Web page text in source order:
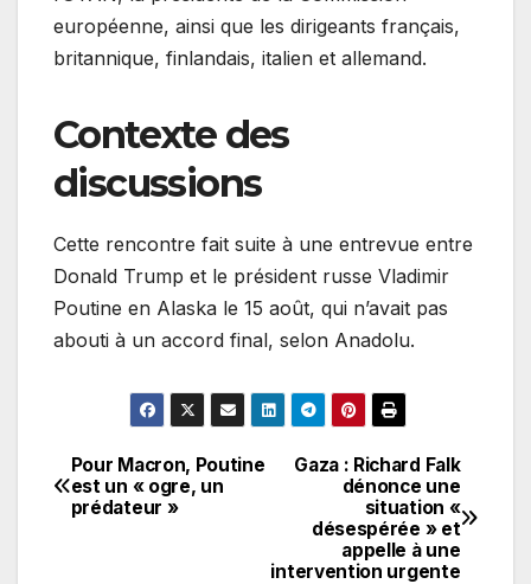
européenne, ainsi que les dirigeants français,
britannique, finlandais, italien et allemand.
Contexte des
discussions
Cette rencontre fait suite à une entrevue entre
Donald Trump et le président russe Vladimir
Poutine en Alaska le 15 août, qui n’avait pas
abouti à un accord final, selon Anadolu.
Navigation
de
Gaza : Richard Falk
dénonce une
situation «
désespérée » et
appelle à une
intervention urgente
Pour Macron, Poutine
est un « ogre, un
prédateur »